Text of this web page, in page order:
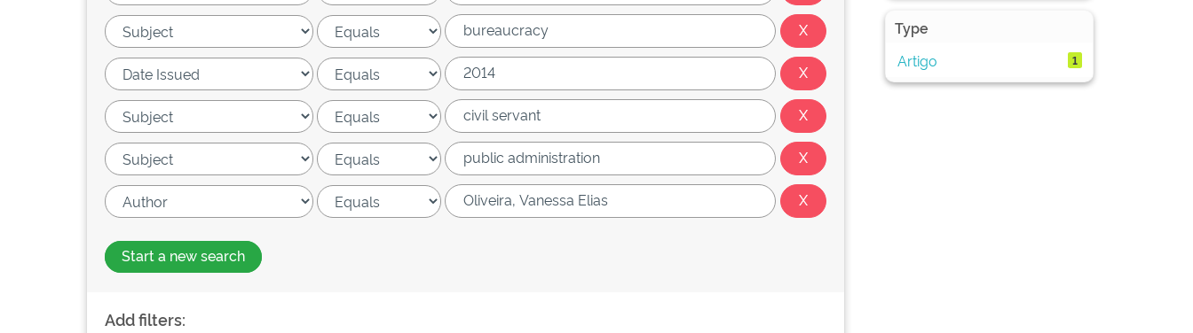
Start a new search
Add filters:
Type
Artigo
1